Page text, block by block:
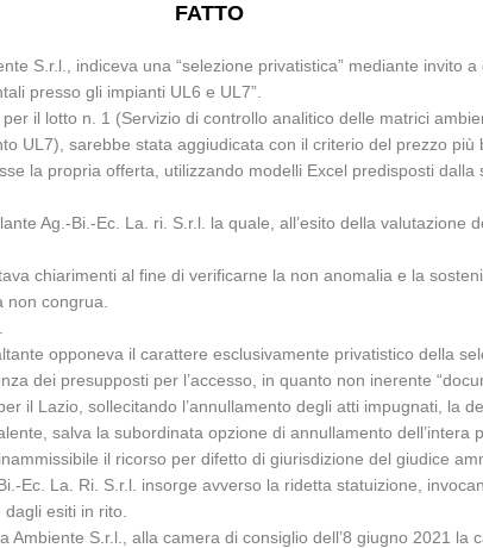
FATTO
S.r.l., indiceva una “selezione privatistica” mediante invito
presso gli impianti UL6 e UL7”.
il lotto n. 1 (Servizio di controllo analitico delle matrici
UL7), sarebbe stata aggiudicata con il criterio del prezzo più
la propria offerta, utilizzando modelli Excel predisposti
Ag.-Bi.-Ec. La. ri. S.r.l. la quale, all’esito della
chiarimenti al fine di verificarne la non anomalia e la
congrua.
opponeva il carattere esclusivamente privatistico della
dei presupposti per l’accesso, in quanto non inerente
il Lazio, sollecitando l’annullamento degli atti impugnati, la
salva la subordinata opzione di annullamento dell’intera
il ricorso per difetto di giurisdizione del giudice
Ec. La. Ri. S.r.l. insorge avverso la ridetta statuizione,
esiti in rito.
S.r.l., alla camera di consiglio dell’8 giugno 2021 la